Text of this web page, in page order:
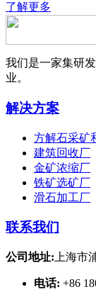
了解更多
我们是一家集研
业。
解决方案
方解石采矿
建筑回收厂
金矿浓缩厂
铁矿选矿厂
滑石加工厂
联系我们
公司地址: 上海市
电话: +86